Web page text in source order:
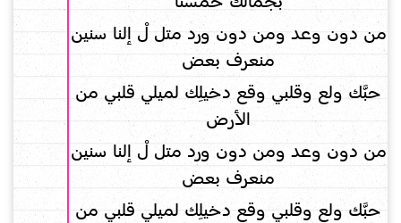
من دون وعد ومن دون ورد متل لْ إلنا سنين
منعرف بعض
حبَّك ولع وقلبي وقع دخيلِك لميلي قلبي من
الأرض
من دون وعد ومن دون ورد متل لْ إلنا سنين
منعرف بعض
حبَّك ولع وقلبي وقع دخيلِك لميلي قلبي من